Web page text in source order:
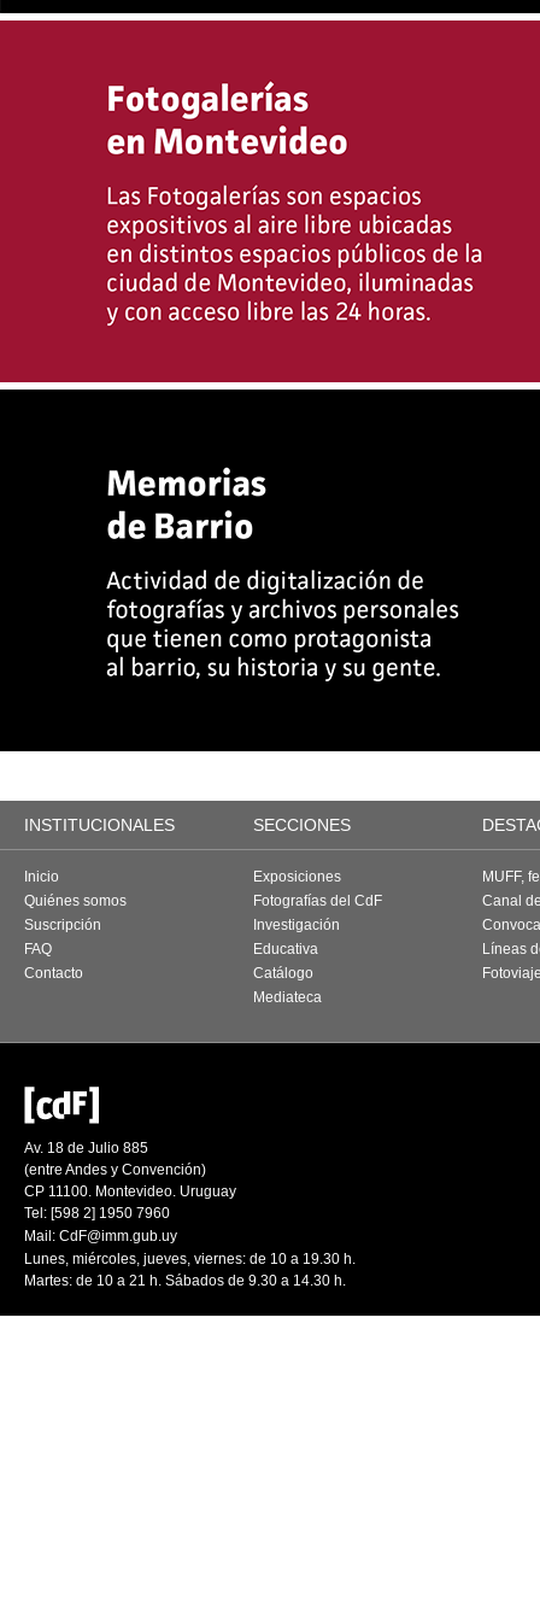
INSTITUCIONALES SECCIONES
Inicio
Quiénes somos
Suscripción
FAQ
Contacto
Exposiciones
Fotografías del CdF
Investigación
Educativa
Catálogo
Mediateca
MUFF,
Canal
Líneas
Av. 18 de Julio 885
(entre Andes y Convención)
CP 11100. Montevideo. Uruguay
Tel: [598 2] 1950 7960
Mail: CdF@imm.gub.uy
Lunes, miércoles, jueves, viernes: de 10 a 19.30 h.
Martes: de 10 a 21 h. Sábados de 9.30 a 14.30 h.